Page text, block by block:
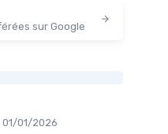
sur Google
01/01/2026